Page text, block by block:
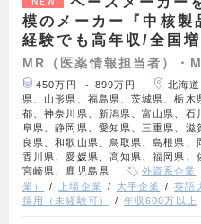
模のメーカー『中核製
経験でも高年収/全国増
MR（医薬情報担当者）・
450万円 ～ 899万円
北海
県、山形県、福島県、茨城県、栃
都、神奈川県、新潟県、富山県、石
阜県、静岡県、愛知県、三重県、
良県、和歌山県、鳥取県、島根県、
香川県、愛媛県、高知県、福岡県、
宮崎県、鹿児島県
外資系企業
業）
上場企業 大手企業 英語
採用（未経験可）
年収600万以上